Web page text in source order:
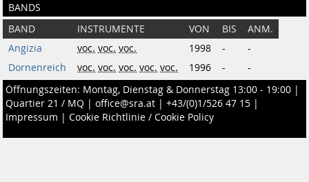
BANDS
BAND INSTRUMENTE VON BIS
ANM.
Angizia
voc. voc. voc. 1998 -
-
Dornenreich
voc. voc. voc. voc. voc. 1996 -
-
Öffnungszeiten: Montag, Dienstag & Donnerstag 13:00 - 19:00 |
Quartier 21 / MQ | office@sra.at | +43/(0)1/526 47 15 |
Impressum | Cookie Richtlinie / Cookie Policy